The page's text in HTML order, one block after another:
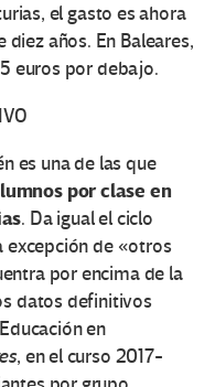
el gasto es ahora
años. En Baleares,
euros por debajo.
es una de las que
por clase en
. Da igual el ciclo
excepción de «otros
por encima de la
datos definitivos
en
, en el curso 2017-